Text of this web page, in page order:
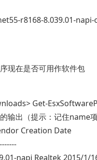
r8168-8.039.01-
现在是否可用作软件包
Get-
输出（提示：记住name
Creation Date
napi Realtek 2015/1/